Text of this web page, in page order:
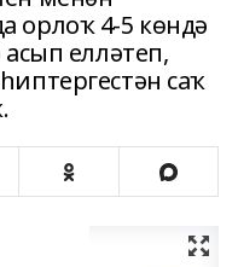
орлоҡ 4-5 көндә
елләтеп,
саҡ